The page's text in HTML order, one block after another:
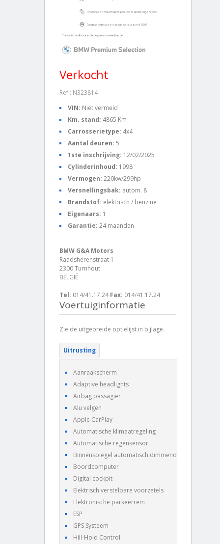
Verkocht
Ref.: N323814
VIN: Niet vermeld
Km. stand: 4865 Km
Carrosserietype: 4x4
Aantal deuren: 5
1ste inschrijving: 12/02/2025
Cylinderinhoud: 1998
Vermogen: 220kw/299hp
Versnellingsbak: autom. 8
Brandstof: elektrisch / benzine
Eigenaars: 1
Garantie: 24 maanden
BMW G&A Motors
Raadsherenstraat 1
2300 Turnhout
BELGIË
Tel: 014/41.17.24Fax: 014/41.17.24
Voertuiginformatie
Zie de uitgebreide optielijst in bijlage.
Uitrusting
Aanraakscherm
Adaptive headlights
Airbag passagier
Alu velgen
Apple CarPlay
Automatische klimaatregeling
Automatische regensensor
Binnenspiegel automatisch dimmend
Boordcomputer
Digital cockpit
Elektrisch verstelbare voorzetels
Elektronische parkeerrem
ESP
GPS Systeem
Hill-Hold Control